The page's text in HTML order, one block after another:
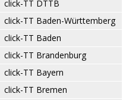
click-TT DTTB
click-TT Baden-Württemberg
click-TT Baden
click-TT Brandenburg
click-TT Bayern
click-TT Bremen